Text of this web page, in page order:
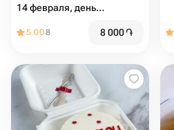
14 февраля, день
5.008 8 000֏